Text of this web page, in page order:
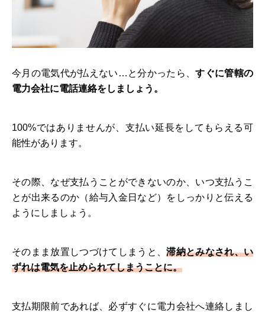
今月の電気代が払えない…と分かったら、すぐに管轄の
電力会社に電話連絡をしましょう。
100%ではありませんが、支払い延長をしてもらえる可
能性があります。
その際、なぜ支払うことができないのか、いつ支払うこ
とが出来るのか（給与入金日など）をしっかりと伝える
ようにしましょう。
そのまま放置しつづけてしまうと、滞納とみなされ、い
ずれは電気を止められてしまうことに。
支払期限前であれば、必ずすぐに電力会社へ連絡しまし